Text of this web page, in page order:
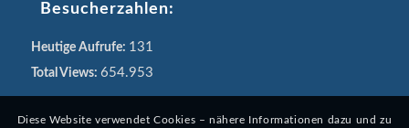
Besucherzahlen:
Heutige Aufrufe: 131
Total Views: 654.953
Diese Website verwendet Cookies – nähere Informationen dazu und zu